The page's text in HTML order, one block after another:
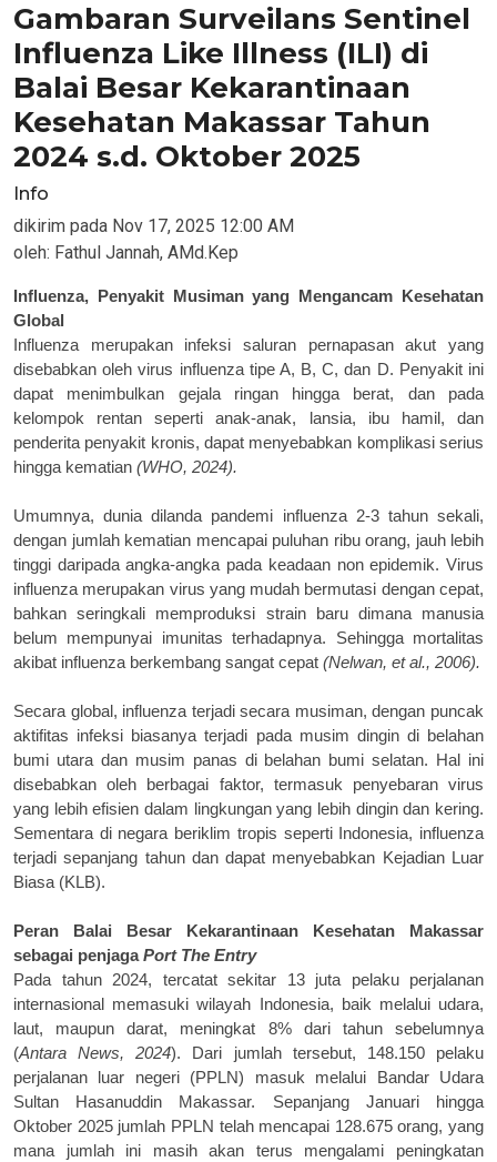
Gambaran Surveilans Sentinel
Influenza Like Illness (ILI) di
Balai Besar Kekarantinaan
Kesehatan Makassar Tahun
2024 s.d. Oktober 2025
Info
dikirim pada Nov 17, 2025 12:00 AM
oleh: Fathul Jannah, AMd.Kep
Influenza, Penyakit Musimanyang Mengancam Kesehatan
Global
Influenza merupakan infeksi saluran pernapasan akut yang
disebabkan oleh virus influenza tipe A, B, C, dan D. Penyakit ini
dapat menimbulkan gejala ringan hingga berat, dan pada
kelompok rentan seperti anak-anak, lansia, ibu hamil, dan
penderita penyakit kronis, dapat menyebabkan komplikasi serius
hingga kematian (WHO, 2024).
Umumnya, dunia dilanda pandemi influenza 2-3 tahun sekali,
dengan jumlah kematian mencapai puluhan ribu orang, jauh lebih
tinggi daripada angka-angka pada keadaan non epidemik. Virus
influenza merupakan virus yang mudah bermutasi dengan cepat,
bahkan seringkali memproduksi strain baru dimana manusia
belum mempunyai imunitas terhadapnya. Sehingga mortalitas
akibat influenza berkembang sangat cepat (Nelwan, et al., 2006).
Secara global, influenza terjadi secara musiman, dengan puncak
aktifitas infeksi biasanya terjadi pada musim dingin di belahan
bumi utara dan musim panas di belahan bumi selatan. Hal ini
disebabkan oleh berbagai faktor, termasuk penyebaran virus
yang lebih efisien dalam lingkungan yang lebih dingin dan kering.
Sementara di negara beriklim tropis seperti Indonesia, influenza
terjadi sepanjang tahun dan dapat menyebabkan Kejadian Luar
Biasa (KLB).
Peran Balai Besar Kekarantinaan Kesehatan Makassar
sebagai penjagaPort The Entry
Pada tahun 2024, tercatat sekitar 13 juta pelaku perjalanan
internasional memasuki wilayah Indonesia, baik melalui udara,
laut, maupun darat, meningkat 8% dari tahun sebelumnya
(Antara News, 2024). Dari jumlah tersebut, 148.150 pelaku
perjalanan luar negeri (PPLN) masuk melalui Bandar Udara
Sultan Hasanuddin Makassar. Sepanjang Januari hingga
Oktober 2025 jumlah PPLN telah mencapai 128.675 orang, yang
mana jumlah ini masih akan terus mengalami peningkatan